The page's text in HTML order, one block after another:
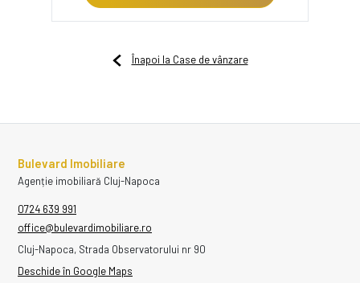
Înapoi la Case de vânzare
Bulevard Imobiliare
Agenție imobiliară Cluj-Napoca
0724 639 991
office@bulevardimobiliare.ro
Cluj-Napoca, Strada Observatorului nr 90
Deschide în Google Maps